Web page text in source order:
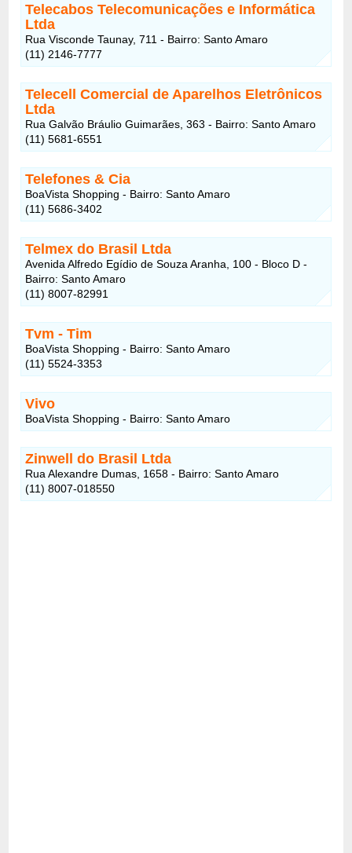
Telecabos Telecomunicações e Informática
Ltda
Rua Visconde Taunay, 711 - Bairro: Santo Amaro
(11) 2146-7777
Telecell Comercial de Aparelhos Eletrônicos
Ltda
Rua Galvão Bráulio Guimarães, 363 - Bairro: Santo Amaro
(11) 5681-6551
Telefones & Cia
BoaVista Shopping - Bairro: Santo Amaro
(11) 5686-3402
Telmex do Brasil Ltda
Avenida Alfredo Egídio de Souza Aranha, 100 - Bloco D -
Bairro: Santo Amaro
(11) 8007-82991
Tvm - Tim
BoaVista Shopping - Bairro: Santo Amaro
(11) 5524-3353
Vivo
BoaVista Shopping - Bairro: Santo Amaro
Zinwell do Brasil Ltda
Rua Alexandre Dumas, 1658 - Bairro: Santo Amaro
(11) 8007-018550